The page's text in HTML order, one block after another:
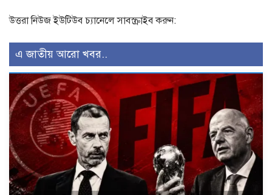
উত্তরা নিউজ ইউটিউব চ্যানেলে সাবস্ক্রাইব করুন:
এ জাতীয় আরো খবর..